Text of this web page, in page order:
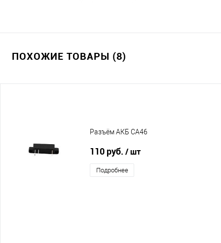
ПОХОЖИЕ ТОВАРЫ (8)
Разъём АКБ CA46
110 руб. / шт
Подробнее